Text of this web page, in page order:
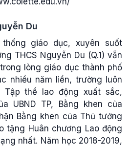
Du
giáo dục, xuyên suốt
THCS Nguyễn Du (Q.1) vẫn
lòng giáo dục thành phố
nhiều năm liền, trường luôn
thể lao động xuất sắc,
UBND TP, Bằng khen của
Bằng khen của Thủ tướng
tặng Huân chương Lao động
nhất. Năm học 2018-2019,